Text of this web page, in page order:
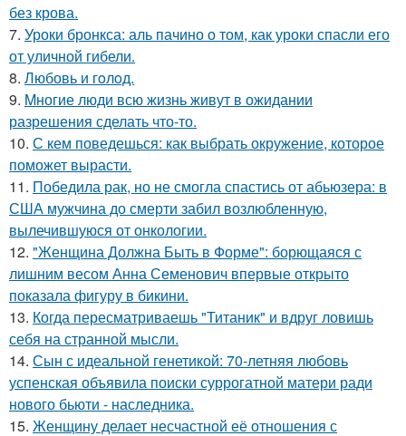
без крова.
7. Уроки бронкса: аль пачино о том, как уроки спасли его
от уличной гибели.
8. Любовь и гoлoд.
9. Mногие люди всю жизнь живут в ожидании
разрешения сделать что-то.
10. С кем поведешься: как выбрать окружение, которое
поможет вырасти.
11. Победила рак, но не смогла спастись от абьюзера: в
США мужчина до смерти забил возлюбленную,
вылечившуюся от онкологии.
12. "Женщина Должна Быть в Форме": борющаяся с
лишним весом Анна Семенович впервые открыто
показала фигуру в бикини.
13. Когда пересматриваешь "Титаник" и вдруг ловишь
себя на странной мысли.
14. Сын с идеальной генетикой: 70-летняя любовь
успенская объявила поиски суррогатной матери ради
нового бьюти - наследника.
15. Женщину делает несчастной её отношения с